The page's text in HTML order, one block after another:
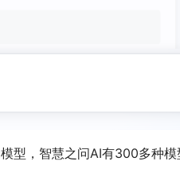
型，智慧之问AI有300多种